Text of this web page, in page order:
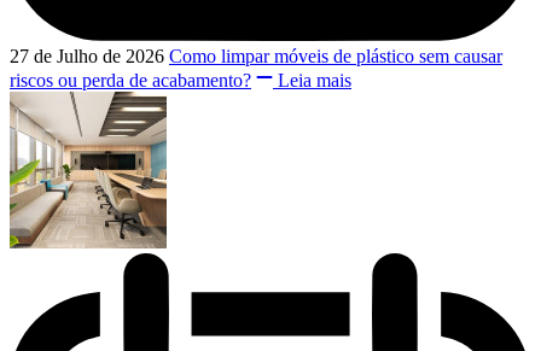
27 de Julho de 2026 Como limpar móveis de plástico sem causar
riscos ou perda de acabamento?
Leia mais